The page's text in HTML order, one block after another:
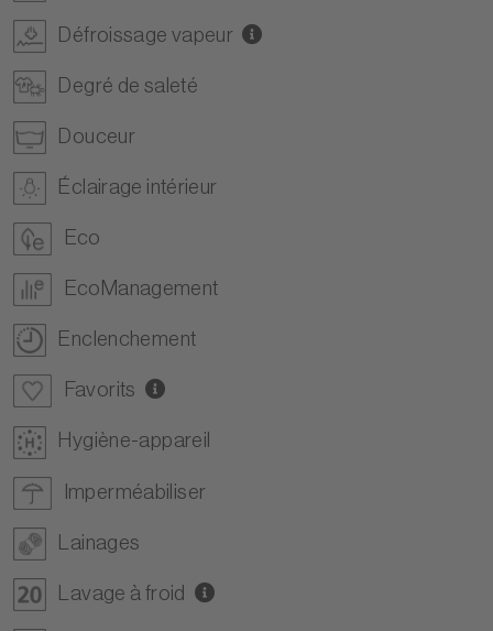
Défroissage vapeur
Degré de saleté
Douceur
Éclairage intérieur
Eco
EcoManagement
Enclenchement
Favorits
Hygiène-appareil
Imperméabiliser
Lainages
Lavage à froid